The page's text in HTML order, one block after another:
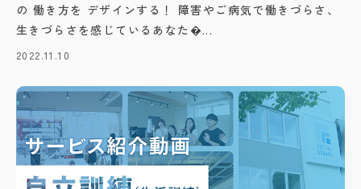
の 働き方を デザインする！ 障害やご病気で働きづらさ、
生きづらさを感じているあなた�...
2022.11.10